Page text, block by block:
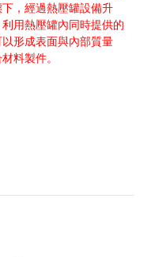
，經過熱壓罐設備升
用熱壓罐內同時提供的
形成表面與內部質量
料製件。